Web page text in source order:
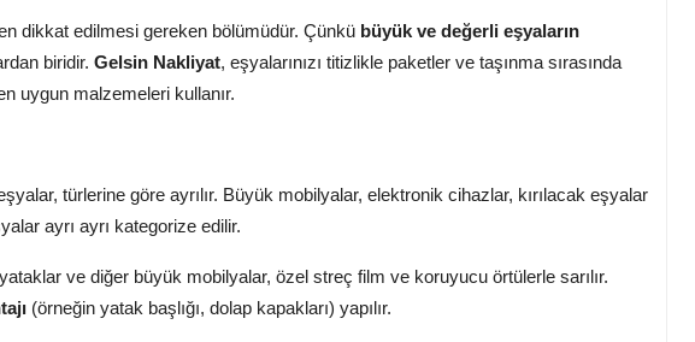
dikkat edilmesi gereken bölümüdür. Çünkü büyük ve değerli eşyaların
biridir. Gelsin Nakliyat, eşyalarınızı titizlikle paketler ve taşınma sırasında
uygun malzemeleri kullanır.
türlerine göre ayrılır. Büyük mobilyalar, elektronik cihazlar, kırılacak eşyalar
ayrı ayrı kategorize edilir.
ve diğer büyük mobilyalar, özel streç film ve koruyucu örtülerle sarılır.
(örneğin yatak başlığı, dolap kapakları) yapılır.